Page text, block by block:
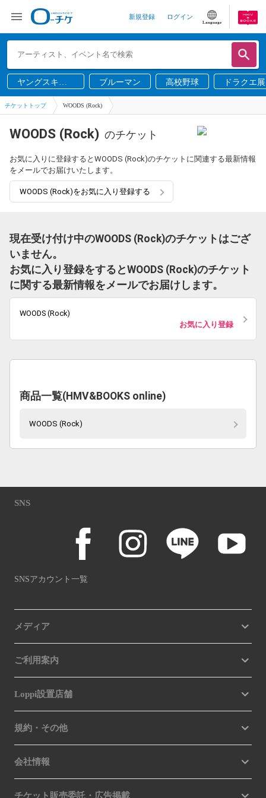
新規登録 ログイン
Language
ヤングスキニ
ー
ブルーマン 高校野球 ドラクエ展
チケットトップ WOODS (Rock)
WOODS (Rock) のチケット
お気に入りに登録するとWOODS (Rock)のチケットに関連する最新情報
をメールでお届けいたします。
WOODS (Rock)をお気に入り登録する
現在受け付け中のWOODS (Rock)のチケットはござ
いません。
お気に入り登録をするとWOODS (Rock)のチケット
に関する最新情報をメールでお届けします。
WOODS (Rock)
お気に入り登録
商品一覧(HMV&BOOKS online)
WOODS (Rock)
SNS
SNSアカウント一覧
メディア
ご利用案内
Loppi設置店舗
規約・その他
会社情報
チケット販売委託・広告掲載